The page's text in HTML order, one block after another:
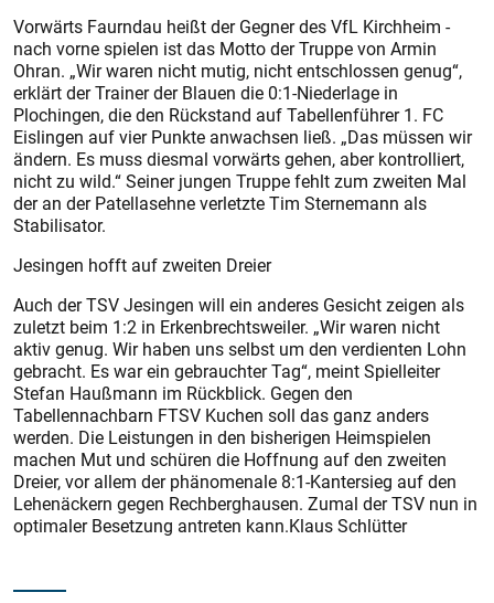
Vorwärts Faurndau heißt der Gegner des VfL Kirchheim -
nach vorne spielen ist das Motto der Truppe von Armin
Ohran. „Wir waren nicht mutig, nicht entschlossen genug“,
erklärt der Trainer der Blauen die 0:1-Niederlage in
Plochingen, die den Rückstand auf Tabellenführer 1. FC
Eislingen auf vier Punkte anwachsen ließ. „Das müssen wir
ändern. Es muss diesmal vorwärts gehen, aber kontrolliert,
nicht zu wild.“ Seiner jungen Truppe fehlt zum zweiten Mal
der an der Patellasehne verletzte Tim Sternemann als
Stabilisator.
Jesingen hofft auf zweiten Dreier
Auch der TSV Jesingen will ein anderes Gesicht zeigen als
zuletzt beim 1:2 in Erkenbrechtsweiler. „Wir waren nicht
aktiv genug. Wir haben uns selbst um den verdienten Lohn
gebracht. Es war ein gebrauchter Tag“, meint Spielleiter
Stefan Haußmann im Rückblick. Gegen den
Tabellennachbarn FTSV Kuchen soll das ganz anders
werden. Die Leistungen in den bisherigen Heimspielen
machen Mut und schüren die Hoffnung auf den zweiten
Dreier, vor allem der phänomenale 8:1-Kantersieg auf den
Lehenäckern gegen Rechberghausen. Zumal der TSV nun in
optimaler Besetzung antreten kann.Klaus Schlütter